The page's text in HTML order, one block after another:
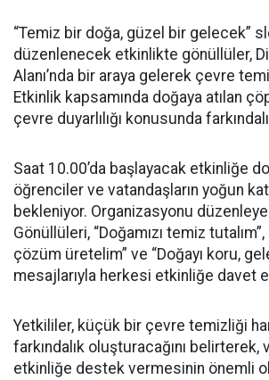
“Temiz bir doğa, güzel bir gelecek”
düzenlenecek etkinlikte gönüllüler,
Alanı’nda bir araya gelerek çevre
Etkinlik kapsamında doğaya atılan
çevre duyarlılığı konusunda
Saat 10.00’da başlayacak etkinliğe
öğrenciler ve vatandaşların yoğun
bekleniyor. Organizasyonu
Gönüllüleri, “Doğamızı temiz tutalım”,
çözüm üretelim” ve “Doğayı koru,
mesajlarıyla herkesi etkinliğe davet
Yetkililer, küçük bir çevre temizliği
farkındalık oluşturacağını belirterek,
etkinliğe destek vermesinin önemli